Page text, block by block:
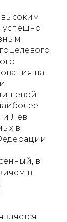
высоким
успешно
на
и Лев
в
в
в